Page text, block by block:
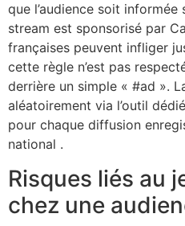
que l’audience soit
stream est sponsorisé par
françaises peuvent infliger
cette règle n’est pas
derrière un simple « #ad ».
aléatoirement via l’outil
pour chaque diffusion
national .
Risques liés au
chez une